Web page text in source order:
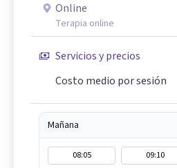
Online
Terapia online
Servicios y precios
Costo medio por sesión
Mañana
08:05 09:10